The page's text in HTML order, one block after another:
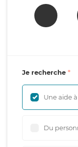
Je recherche
Une aide
Du